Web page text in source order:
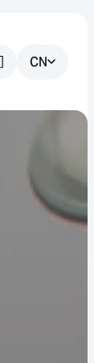
CN
到合